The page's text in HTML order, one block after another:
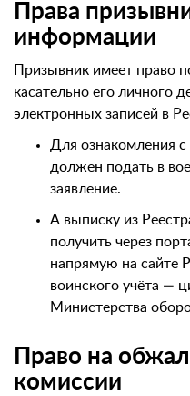
Права
информации
Призывник имеет право
касательно его личного
электронных записей в
Для ознакомления
должен подать в
заявление.
А выписку из
получить через
напрямую на сайте
воинского учёта —
Министерства
Право на
комиссии